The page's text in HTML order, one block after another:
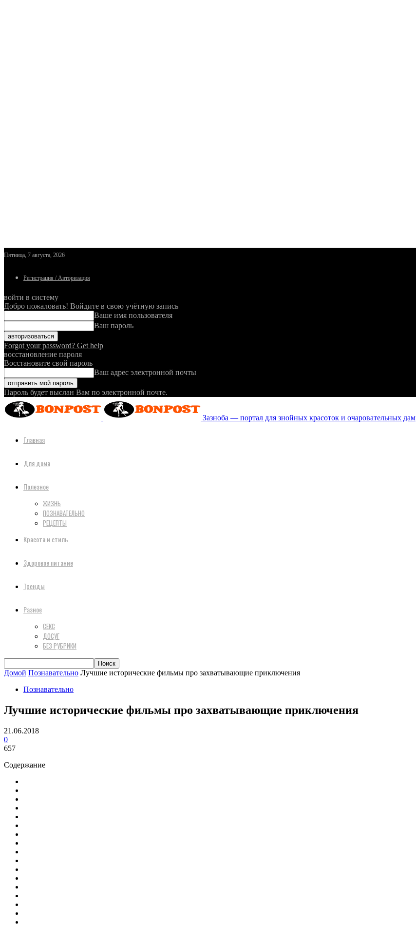
Пятница, 7 августа, 2026
Регистрация / Авторизация
войти в систему
Добро пожаловать! Войдите в свою учётную запись
Ваше имя пользователя
Ваш пароль
Forgot your password? Get help
восстановление пароля
Восстановите свой пароль
Ваш адрес электронной почты
Пароль будет выслан Вам по электронной почте.
Зазноба — портал для знойных красоток и очаровательных дам
Главная
Для дома
Полезное
ЖИЗНЬ
ПОЗНАВАТЕЛЬНО
РЕЦЕПТЫ
Красота и стиль
Здоровое питание
Тренды
Разное
СЕКС
ДОСУГ
БЕЗ РУБРИКИ
Домой Познавательно Лучшие исторические фильмы про захватывающие приключения
Познавательно
Лучшие исторические фильмы про захватывающие приключения
21.06.2018
0
657
Содержание